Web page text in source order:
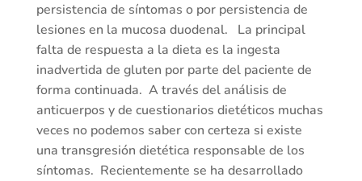
persistencia de síntomas o por persistencia de
lesiones en la mucosa duodenal. La principal
falta de respuesta a la dieta es la ingesta
inadvertida de gluten por parte del paciente de
forma continuada. A través del análisis de
anticuerpos y de cuestionarios dietéticos muchas
veces no podemos saber con certeza si existe
una transgresión dietética responsable de los
síntomas. Recientemente se ha desarrollado